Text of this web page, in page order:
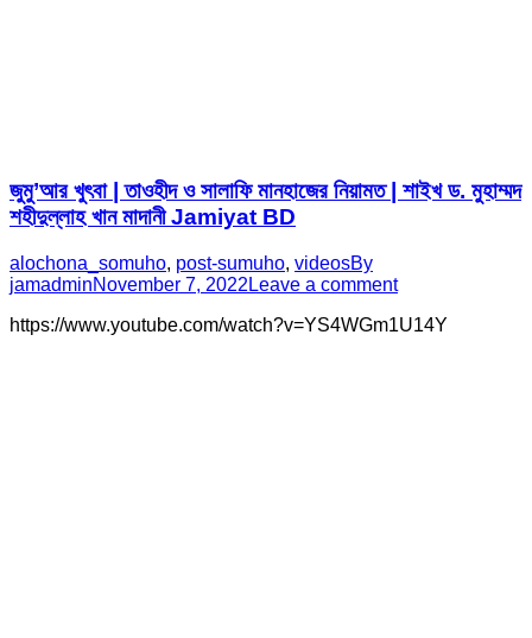
জুমু’আর খুৎবা | তাওহীদ ও সালাফি মানহাজের নিয়ামত | শাইখ ড. মুহাম্মদ
শহীদুল্লাহ খান মাদানী Jamiyat BD
alochona_somuho, post-sumuho, videosBy
jamadminNovember 7, 2022 Leave a comment
https://www.youtube.com/watch?v=YS4WGm1U14Y